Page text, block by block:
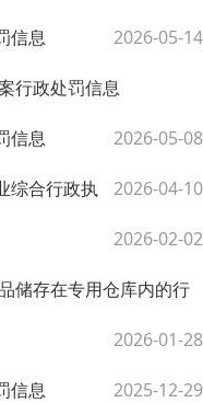
信息 2026-05-14
行政处罚信息
2026-05-08
信息
2026-04-10
综合行政执
2026-02-02
储存在专用仓库内的行
2026-01-28
信息 2025-12-29